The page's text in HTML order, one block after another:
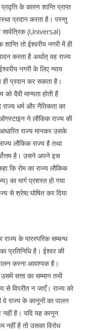
के कारण शान्ति प्राप्त
प्रदान करता है। परन्तु
(Universal)
तो ईश्वरीय नगरी में ही
करता है अर्थात् वह राज्य
नगरी के लिए न्याय
ही प्रदान कर सकता है।
दैवी मान्यता होती है
धर्म और नैतिकता का
ने लौकिक राज्य की
आधारित राज्य मानकर उसके
लौकिक राज्य है तथा
है। उसने अपने इस
कि रोम का राज्य लौकिक
का मार्ग प्रशस्त हो गया
से श्रेष्ठ घोषित कर दिया
के पारस्परिक सम्बन्ध
प्रतिनिधि है। ईश्वर की
करना आवश्यक है।
सत्ता का सम्मान तभी
से विपरीत न जाएँ। राज्य को
वे राज्य के कानूनों का पालन
नहीं है। यदि यह कानून
नहीं है तो उसका विरोध